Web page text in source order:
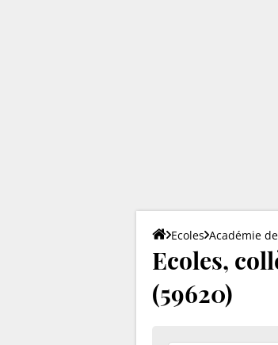
Ecoles Académie
Ecoles,
(59620)